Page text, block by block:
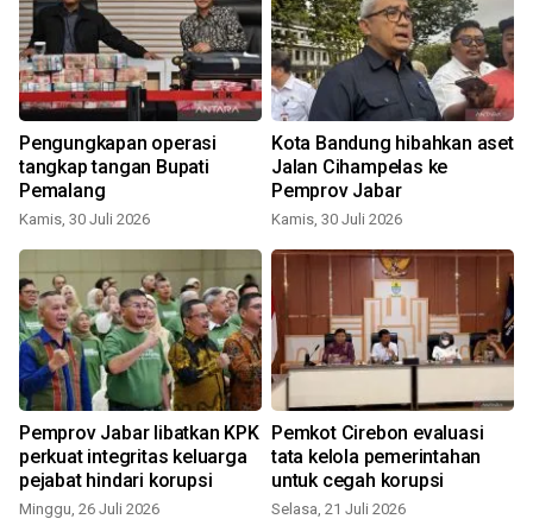
Pengungkapan operasi
tangkap tangan Bupati
Pemalang
Kamis, 30 Juli 2026
Kota Bandung hibahkan aset
Jalan Cihampelas ke
Pemprov Jabar
Kamis, 30 Juli 2026
Pemprov Jabar libatkan KPK
perkuat integritas keluarga
pejabat hindari korupsi
Minggu, 26 Juli 2026
Pemkot Cirebon evaluasi
tata kelola pemerintahan
untuk cegah korupsi
Selasa, 21 Juli 2026